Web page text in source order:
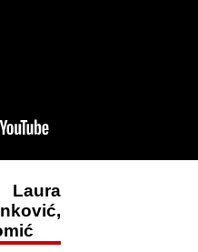
Laura